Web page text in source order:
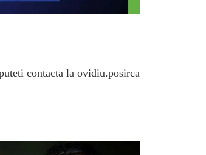
contacta la ovidiu.posirca